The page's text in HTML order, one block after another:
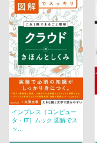
インプレス［コンピュー
タ・IT］ムック 図解でス
ッ...